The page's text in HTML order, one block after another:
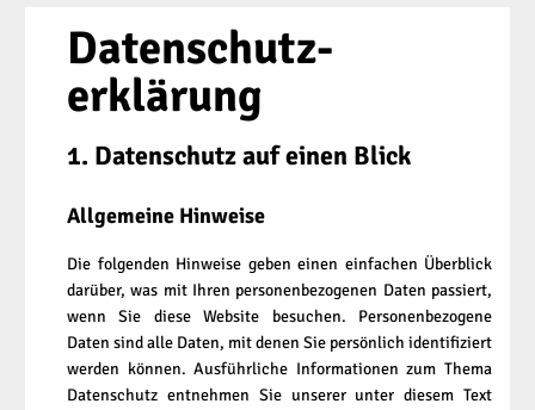
Vorstellung
Altölaufbereitung
Ölschlamm
Kontakt
Impressum
Datenschutz­
erklärung
1. Datenschutz auf einen Blick
Allgemeine Hinweise
Die folgenden Hinweise geben einen einfachen Überblick
darüber, was mit Ihren personenbezogenen Daten passiert,
wenn Sie diese Website besuchen. Personenbezogene
Daten sind alle Daten, mit denen Sie persönlich identifiziert
werden können. Ausführliche Informationen zum Thema
Datenschutz entnehmen Sie unserer unter diesem Text